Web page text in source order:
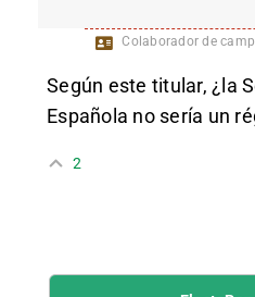
Colaborador de
Según este titular, ¿la
Española no sería un
2